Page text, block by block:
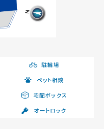
駐輪場
ペット相談
宅配ボックス
オートロック